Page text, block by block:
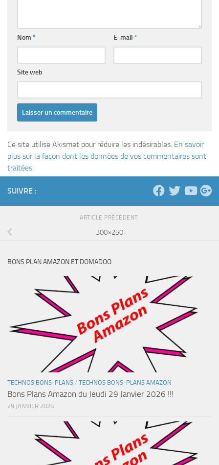
Nom * E-mail *
Site web
Ce site utilise Akismet pour réduire les indésirables. En savoir
plus sur la façon dont les données de vos commentaires sont
traitées.
SUIVRE :
ARTICLE PRÉCÉDENT
300×250
BONS PLAN AMAZON ET DOMADOO
TECHNOS BONS-PLANS / TECHNOS BONS-PLANS AMAZON
Bons Plans Amazon du Jeudi 29 Janvier 2026 !!!
29 JANVIER 2026